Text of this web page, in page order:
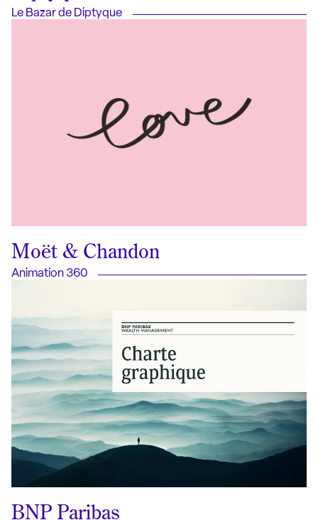
Le Bazar de Diptyque
Moët & Chandon
Animation 360
BNP Paribas